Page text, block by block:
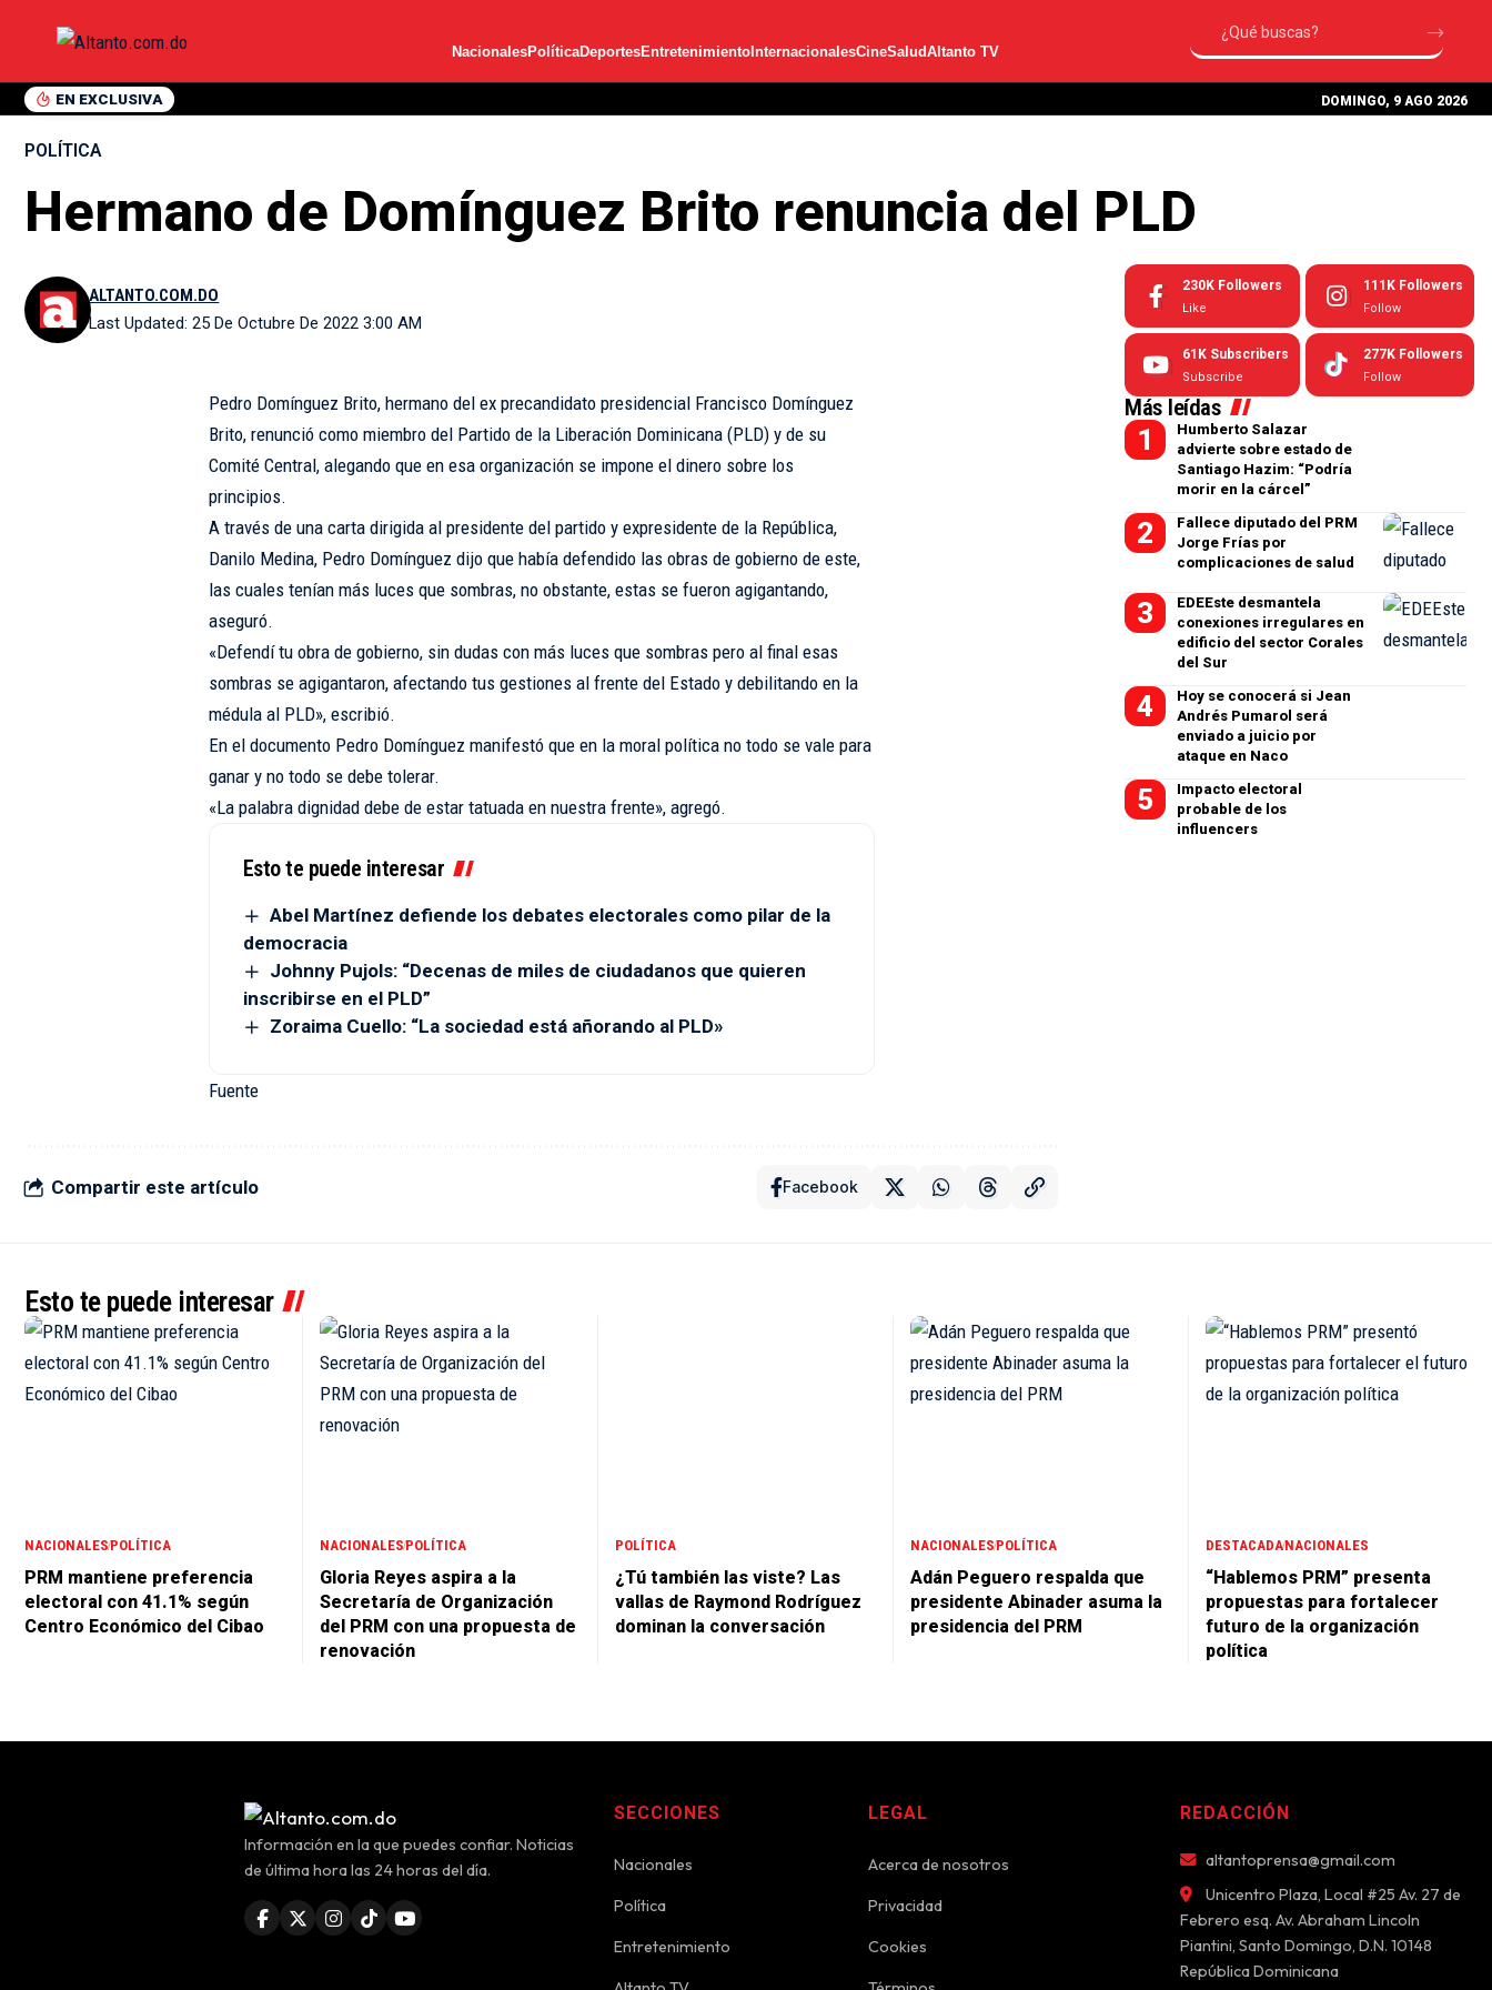
NacionalesPolíticaDeportesEntretenimiento InternacionalesCineSaludAltanto TV
EN EXCLUSIVA DOMINGO, 9 AGO 2026
POLÍTICA
Hermano de Domínguez Brito renuncia del PLD
Last Updated: 25 De Octubre De 2022 3:00 AM
ALTANTO.COM.DO
Pedro Domínguez Brito, hermano del ex precandidato presidencial Francisco Domínguez
Brito, renunció como miembro del Partido de la Liberación Dominicana (PLD) y de su
Comité Central, alegando que en esa organización se impone el dinero sobre los
principios.
A través de una carta dirigida al presidente del partido y expresidente de la República,
Danilo Medina, Pedro Domínguez dijo que había defendido las obras de gobierno de este,
las cuales tenían más luces que sombras, no obstante, estas se fueron agigantando,
aseguró.
«Defendí tu obra de gobierno, sin dudas con más luces que sombras pero al final esas
sombras se agigantaron, afectando tus gestiones al frente del Estado y debilitando en la
médula al PLD», escribió.
En el documento Pedro Domínguez manifestó que en la moral política no todo se vale para
ganar y no todo se debe tolerar.
«La palabra dignidad debe de estar tatuada en nuestra frente», agregó.
Esto te puede interesar
Abel Martínez defiende los debates electorales como pilar de la
democracia
Johnny Pujols: “Decenas de miles de ciudadanos que quieren
inscribirse en el PLD”
Zoraima Cuello: “La sociedad está añorando al PLD»
Fuente
Compartir este artículo Facebook
230K Followers
Like
111K Followers
Follow
61K Subscribers
Subscribe
277K Followers
Follow
Más leídas
Humberto Salazar
advierte sobre estado de
Santiago Hazim: “Podría
morir en la cárcel”
Fallece diputado del PRM
Jorge Frías por
complicaciones de salud
EDEEste desmantela
conexiones irregulares en
edificio del sector Corales
del Sur
Hoy se conocerá si Jean
Andrés Pumarol será
enviado a juicio por
ataque en Naco
Impacto electoral
probable de los
influencers
Esto te puede interesar
NACIONALESPOLÍTICA
PRM mantiene preferencia
electoral con 41.1% según
Centro Económico del Cibao
NACIONALESPOLÍTICA
Gloria Reyes aspira a la
Secretaría de Organización
del PRM con una propuesta de
renovación
POLÍTICA
¿Tú también las viste? Las
vallas de Raymond Rodríguez
dominan la conversación
NACIONALESPOLÍTICA
Adán Peguero respalda que
presidente Abinader asuma la
presidencia del PRM
DESTACADANACIONALES
“Hablemos PRM” presenta
propuestas para fortalecer
futuro de la organización
política
Información en la que puedes confiar. Noticias
de última hora las 24 horas del día.
SECCIONES
Nacionales
Política
Entretenimiento
LEGAL
Acerca de nosotros
Privacidad
Cookies
REDACCIÓN
altantoprensa@gmail.com
Unicentro Plaza, Local #25 Av. 27 de
Febrero esq. Av. Abraham Lincoln
Piantini, Santo Domingo, D.N. 10148
República Dominicana